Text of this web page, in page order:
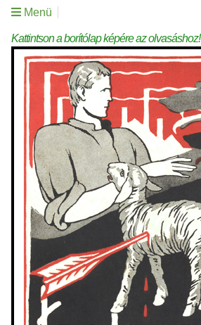
Menü
Kattintson a borítólap képére az olvasáshoz!